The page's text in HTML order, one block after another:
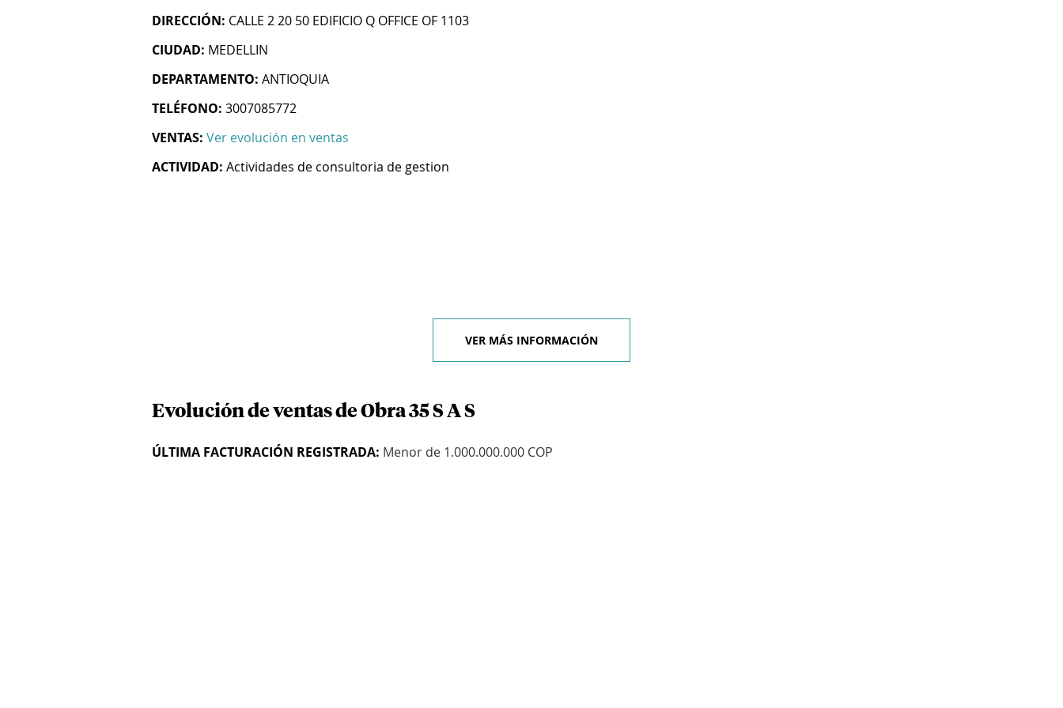
DIRECCIÓN: CALLE 2 20 50 EDIFICIO Q OFFICE OF 1103
CIUDAD: MEDELLIN
DEPARTAMENTO: ANTIOQUIA
TELÉFONO: 3007085772
VENTAS: Ver evolución en ventas
ACTIVIDAD: Actividades de consultoria de gestion
VER MÁS INFORMACIÓN
Evolución de ventas de Obra 35 S A S
ÚLTIMA FACTURACIÓN REGISTRADA: Menor de 1.000.000.000 COP